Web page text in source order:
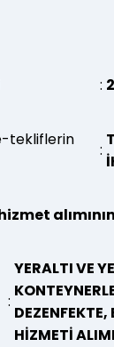
:
tekliflerin
:
alımının
:
YERALTI VE
HİZMETİ ALIMI